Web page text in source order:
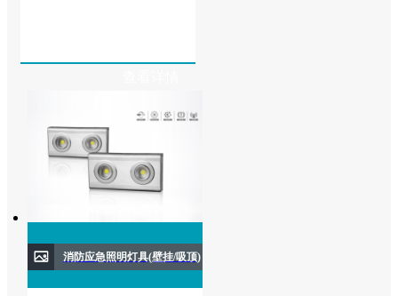
消防应急照明灯具(壁挂/吸顶)